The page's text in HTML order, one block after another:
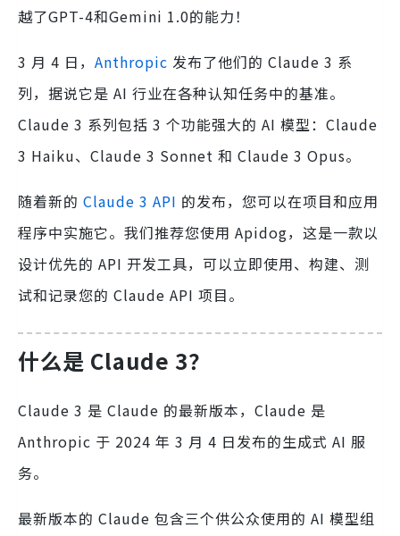
越了GPT-4和Gemini 1.0的能力！
3 月 4 日， Anthropic 发布了他们的 Claude 3 系
列，据说它是 AI 行业在各种认知任务中的基准。
Claude 3 系列包括 3 个功能强大的 AI 模型：Claude
3 Haiku、Claude 3 Sonnet 和 Claude 3 Opus。
随着新的 Claude 3 API 的发布，您可以在项目和应用
程序中实施它。我们推荐您使用 Apidog，这是一款以
设计优先的 API 开发工具，可以立即使用、构建、测
试和记录您的 Claude API 项目。
什么是 Claude 3？
Claude 3 是 Claude 的最新版本，Claude 是
Anthropic 于 2024 年 3 月 4 日发布的生成式 AI 服
务。
最新版本的 Claude 包含三个供公众使用的 AI 模型组